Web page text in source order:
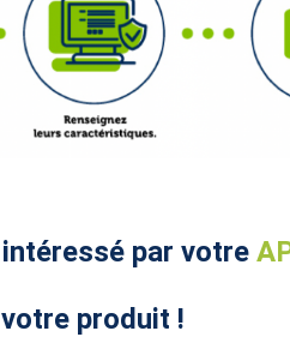
par votre
produit !